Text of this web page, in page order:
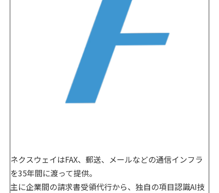
ネクスウェイはFAX、郵送、メールなどの通信インフラ
を35年間に渡って提供。
主に企業間の請求書受領代行から、独自の項目認識AI技